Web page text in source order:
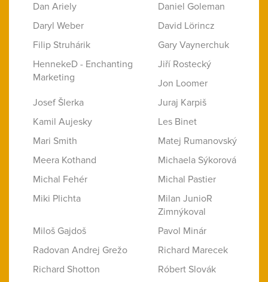
Dan Ariely
Daniel Goleman
Daryl Weber
David Lörincz
Filip Struhárik
Gary Vaynerchuk
HennekeD - Enchanting
Marketing
Jiří Rostecký
Jon Loomer
Josef Šlerka
Juraj Karpiš
Kamil Aujesky
Les Binet
Mari Smith
Matej Rumanovský
Meera Kothand
Michaela Sýkorová
Michal Fehér
Michal Pastier
Miki Plichta
Milan JunioR
Zimnýkoval
Miloš Gajdoš
Pavol Minár
Radovan Andrej Grežo
Richard Marecek
Richard Shotton
Róbert Slovák